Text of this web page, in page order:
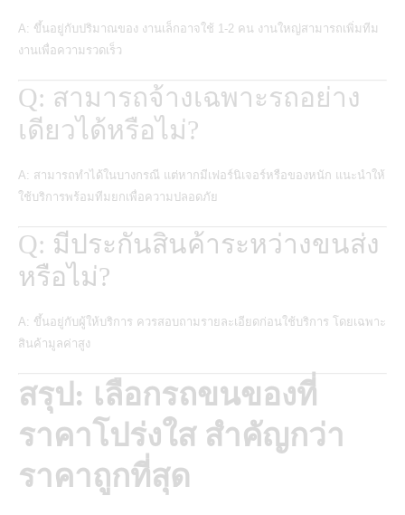
A: ขึ้นอยู่กับปริมาณของ งานเล็กอาจใช้ 1-2 คน งานใหญ่สามารถเพิ่มทีม
งานเพื่อความรวดเร็ว
Q: สามารถจ้างเฉพาะรถอย่าง
เดียวได้หรือไม่?
A: สามารถทำได้ในบางกรณี แต่หากมีเฟอร์นิเจอร์หรือของหนัก แนะนำให้
ใช้บริการพร้อมทีมยกเพื่อความปลอดภัย
Q: มีประกันสินค้าระหว่างขนส่ง
หรือไม่?
A: ขึ้นอยู่กับผู้ให้บริการ ควรสอบถามรายละเอียดก่อนใช้บริการ โดยเฉพาะ
สินค้ามูลค่าสูง
สรุป: เลือกรถขนของที่
ราคาโปร่งใส สำคัญกว่า
ราคาถูกที่สุด